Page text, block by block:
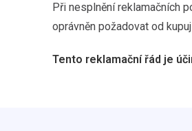
Při nesplnění reklamačních
oprávněn požadovat od
Tento reklamační řád je